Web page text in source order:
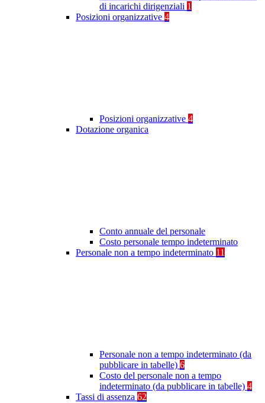
di incarichi dirigenziali 1
Posizioni organizzative 4
Posizioni organizzative 4
Dotazione organica
Conto annuale del personale
Costo personale tempo indeterminato
Personale non a tempo indeterminato 11
Personale non a tempo indeterminato (da
pubblicare in tabelle) 6
Costo del personale non a tempo
indeterminato (da pubblicare in tabelle) 4
Tassi di assenza 62